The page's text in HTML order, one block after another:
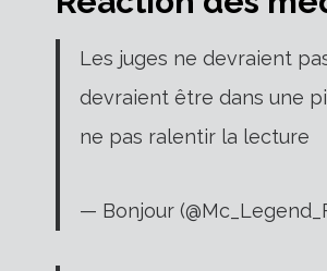
Les juges ne devraient
devraient être dans une
ne pas ralentir la lecture
— Bonjour